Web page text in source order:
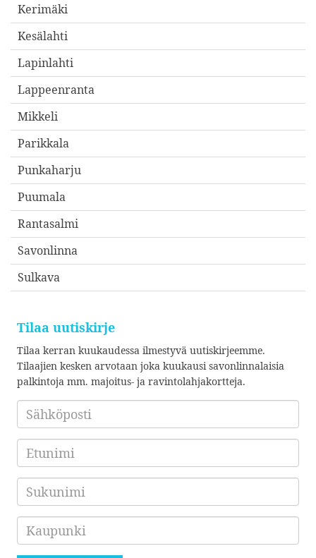
Kerimäki
Kesälahti
Lapinlahti
Lappeenranta
Mikkeli
Parikkala
Punkaharju
Puumala
Rantasalmi
Savonlinna
Sulkava
Tilaa uutiskirje
Tilaa kerran kuukaudessa ilmestyvä uutiskirjeemme.
Tilaajien kesken arvotaan joka kuukausi savonlinnalaisia
palkintoja mm. majoitus- ja ravintolahjakortteja.
Sähköposti
Etunimi
Sukunimi
Kaupunki